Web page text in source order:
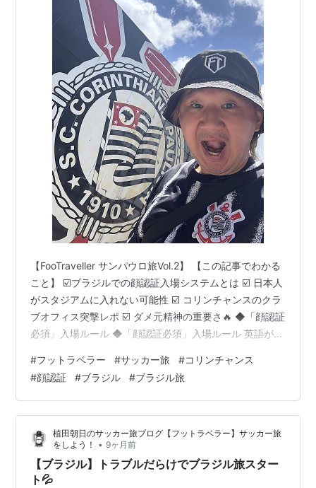
【FooTraveller サンパウロ旅Vol.2】 【この記事でわかる
こと】 ☑️ブラジルでの顔認証入場システムとは ☑️ 日本人
がスタジアムに入れない可能性 ☑️ コリンチャンスのクラ
ブオフィス突撃レポ ☑️ ダメ元精神の重要さ🔥 ◆「顔認証
必須」入場ルール ◆「顔認証必須」入場ルール 英語がは
◆さらなる敵 チケット完売 ◆ブラジル関連記事 ◆「顔
認証必須」入場ルール 7月から施行されたブラジルの
「顔認証必須」入場ルール。 その影響で、日本から観戦
するには事前登録が必要だったが… 日本の電話番号や住
所では登録不可という大問題が発生…
#フットラベラー #サッカー旅 #コリンチャンス
#顔認証 #ブラジル #ブラジル旅
植田朝日のサッカー旅ブログ【フットラベラー】サッカー旅
をしよう！
• 9ヶ月前
【ブラジル】トラブルだらけでブラジル旅スター
ト💦